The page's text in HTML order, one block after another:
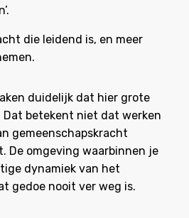
die leidend is, en meer
duidelijk dat hier grote
betekent niet dat werken
gemeenschapskracht
De omgeving waarbinnen je
dynamiek van het
gedoe nooit ver weg is.